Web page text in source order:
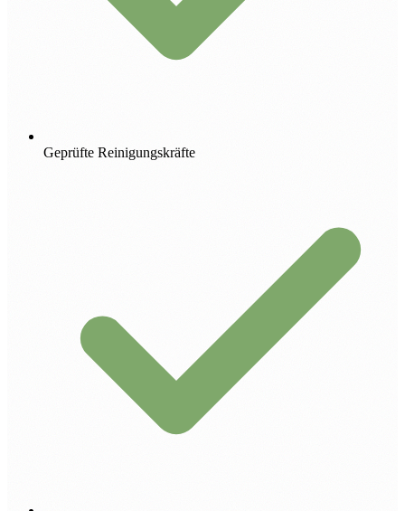
Geprüfte Reinigungskräfte